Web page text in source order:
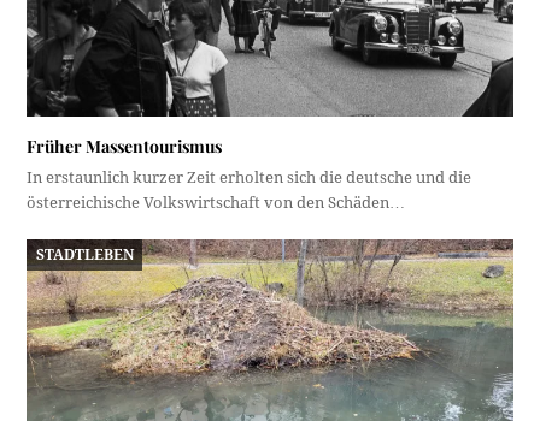
Früher Massentourismus
In erstaunlich kurzer Zeit erholten sich die deutsche und die
österreichische Volkswirtschaft von den Schäden…
STADTLEBEN